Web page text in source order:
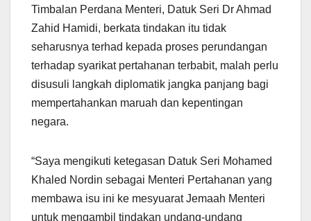
Timbalan Perdana Menteri, Datuk Seri Dr Ahmad
Zahid Hamidi, berkata tindakan itu tidak
seharusnya terhad kepada proses perundangan
terhadap syarikat pertahanan terbabit, malah perlu
disusuli langkah diplomatik jangka panjang bagi
mempertahankan maruah dan kepentingan
negara.
“Saya mengikuti ketegasan Datuk Seri Mohamed
Khaled Nordin sebagai Menteri Pertahanan yang
membawa isu ini ke mesyuarat Jemaah Menteri
untuk mengambil tindakan undang-undang